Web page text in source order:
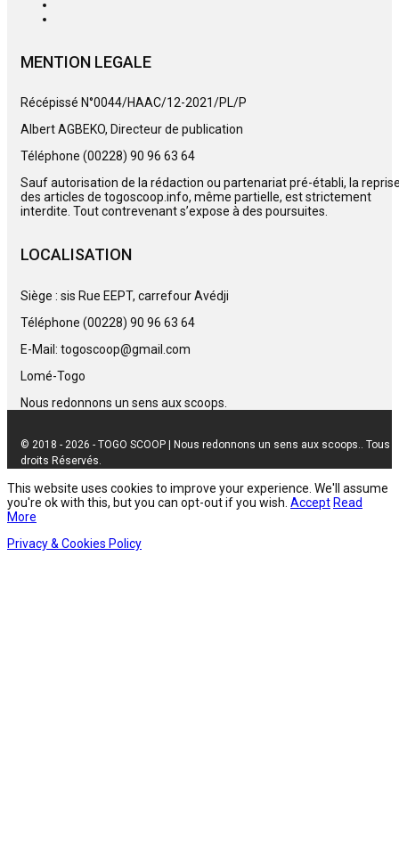
MENTION LEGALE
Récépissé N°0044/HAAC/12-2021/PL/P
Albert AGBEKO, Directeur de publication
Téléphone (00228) 90 96 63 64
Sauf autorisation de la rédaction ou partenariat pré-établi, la
des articles de togoscoop.info, même partielle, est strictement
interdite. Tout contrevenant s’expose à des poursuites.
LOCALISATION
Siège : sis Rue EEPT, carrefour Avédji
Téléphone (00228) 90 96 63 64
E-Mail: togoscoop@gmail.com
Lomé-Togo
Nous redonnons un sens aux scoops.
© 2018 - 2026 - TOGO SCOOP | Nous redonnons un sens aux scoops.. Tous
droits Réservés.
This website uses cookies to improve your experience. We'll assume
you're ok with this, but you can opt-out if you wish. Accept Read
More
Privacy & Cookies Policy